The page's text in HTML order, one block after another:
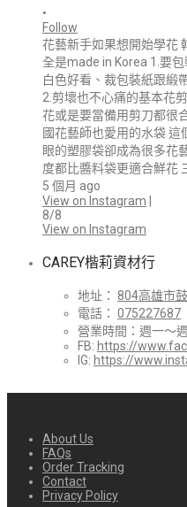
•
Follow
花藝新手如果想開始學花
全是made in Korea 1.要
白色好看、裁包裝紙跟緞
2.剪壞也不心痛的基本花
花或是要當備用剪刀都很
國花藝師也愛用的水袋
眼的塑膠袋卻成為很多花
度都比醬料袋更適合鮮花
5 個月 ago
View on Instagram
8/8
View on Instagram
CAREY楷莉資材行
地址： 804高雄市
電話： 075227687
營業時間：週一～
FB: https://
IG: https://
About Us
FAQs
Order Tracking
Contact
Privacy Policy